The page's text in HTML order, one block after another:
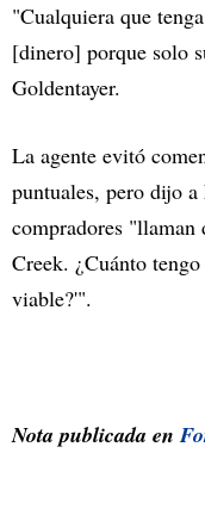
"Cualquiera que
[dinero] porque solo
Goldentayer.
La agente evitó
puntuales, pero dijo
compradores
Creek. ¿Cuánto
viable?'".
Nota publicada en